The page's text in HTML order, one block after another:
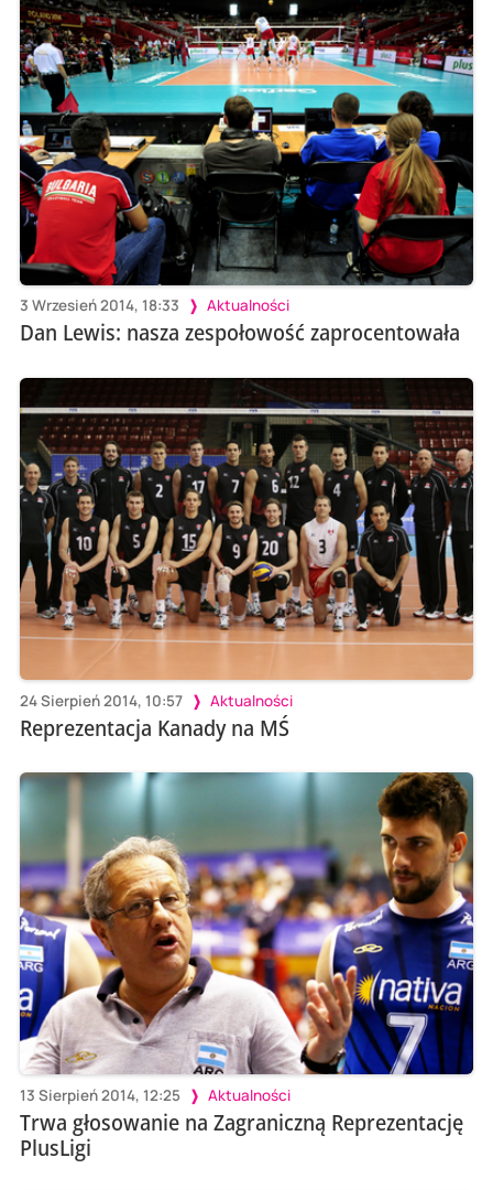
3 Wrzesień 2014, 18:33 Aktualności
Dan Lewis: nasza zespołowość zaprocentowała
24 Sierpień 2014, 10:57 Aktualności
Reprezentacja Kanady na MŚ
13 Sierpień 2014, 12:25 Aktualności
Trwa głosowanie na Zagraniczną Reprezentację
PlusLigi